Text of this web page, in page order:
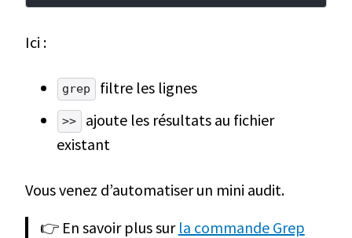
Ici :
grep filtre les lignes
>>
ajoute les résultats au fichier
existant
Vous venez d’automatiser un mini audit.
👉 En savoir plus sur la commande Grep